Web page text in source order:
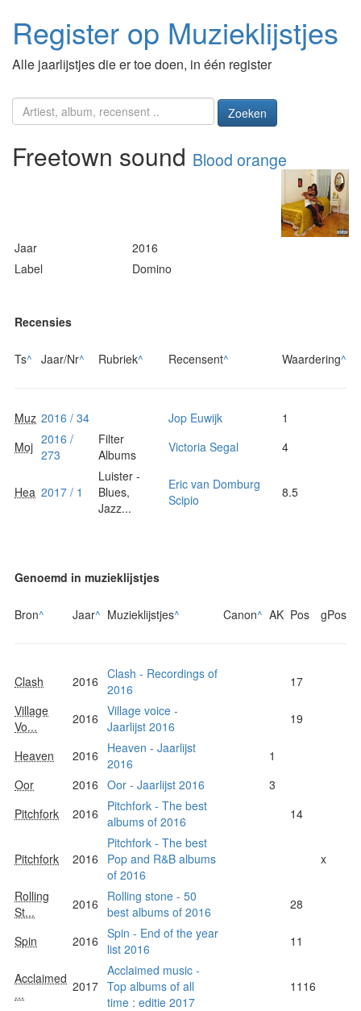
Register op Muzieklijstjes
Alle jaarlijstjes die er toe doen, in één register
Zoeken
Freetown sound Blood orange
Jaar
2016
Label
Domino
Recensies
Ts^ Jaar/Nr^ Rubriek^ Recensent^ Waardering^
Muz 2016 / 34 Jop Euwijk
1
Moj 2016 /
273
Filter
Albums
Victoria Segal 4
Hea 2017 / 1
Luister -
Blues,
Jazz...
Eric van Domburg
Scipio
8.5
Genoemd in muzieklijstjes
Bron^ Jaar^ Muzieklijstjes^ Canon^ AK Pos gPos
Clash 2016 Clash - Recordings of
2016
17
Village
Vo...
2016 Village voice -
Jaarlijst 2016
19
Heaven 2016
Heaven - Jaarlijst
2016
1
Oor
2016 Oor - Jaarlijst 2016
3
Pitchfork
2016
Pitchfork - The best
albums of 2016
14
Pitchfork 2016
Pitchfork - The best
Pop and R&B albums
of 2016
x
Rolling
St...
2016
Rolling stone - 50
best albums of 2016
28
Spin 2016 Spin - End of the year
list 2016
11
Acclaimed
...
2017
Acclaimed music -
Top albums of all
time : editie 2017
1116